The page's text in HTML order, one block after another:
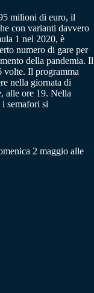
milioni di euro, il
con varianti davvero
1 nel 2020, è
numero di gare per
della pandemia. Il
volte. Il programma
nella giornata di
alle ore 19. Nella
semafori si
2 maggio alle